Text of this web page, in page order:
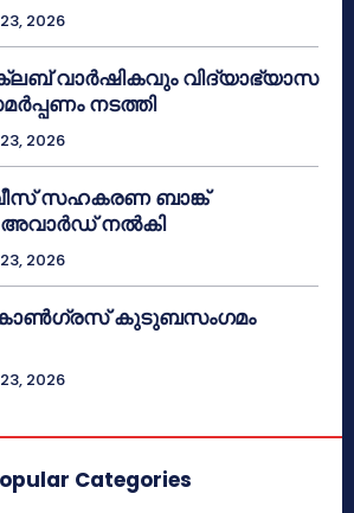
2026
വാർഷികവും വിദ്യാഭ്യാസ
നടത്തി
2026
സഹകരണ ബാങ്ക്
അവാർഡ് നൽകി
2026
കുടുബസംഗമം
2026
Categories